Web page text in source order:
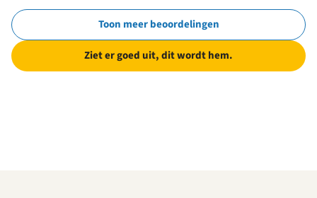
Toon meer beoordelingen
Ziet er goed uit, dit wordt hem.